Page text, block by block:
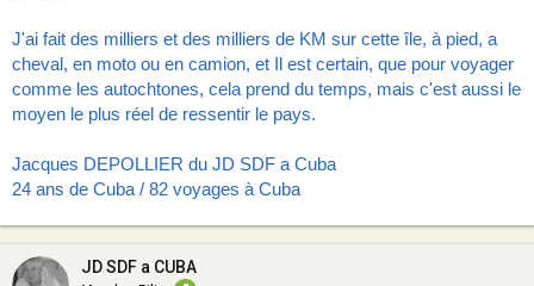
J'ai fait des milliers et des milliers de KM sur cette île, à pied, a
cheval, en moto ou en camion, et Il est certain, que pour voyager
comme les autochtones, cela prend du temps, mais c'est aussi le
moyen le plus réel de ressentir le pays.
Jacques DEPOLLIER du JD SDF a Cuba
24 ans de Cuba / 82 voyages à Cuba
JD SDF a CUBA